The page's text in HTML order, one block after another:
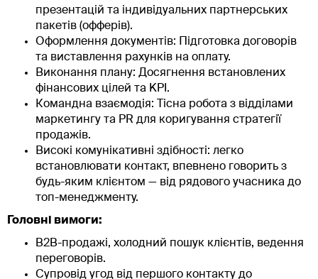
презентацій та індивідуальних партнерських
пакетів (офферів).
Оформлення документів: Підготовка договорів
та виставлення рахунків на оплату.
Виконання плану: Досягнення встановлених
фінансових цілей та KPI.
Командна взаємодія: Тісна робота з відділами
маркетингу та PR для коригування стратегії
продажів.
Високі комунікативні здібності: легко
встановлювати контакт, впевнено говорить з
будь-яким клієнтом — від рядового учасника до
топ-менеджменту.
Головні вимоги:
B2B-продажі, холодний пошук клієнтів, ведення
переговорів.
Супровід угод від першого контакту до